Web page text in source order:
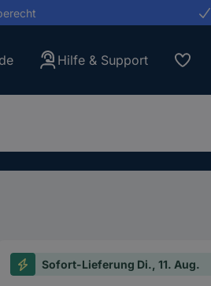
Hilfe & Support
Sofort-Lieferung Di., 11. Aug.